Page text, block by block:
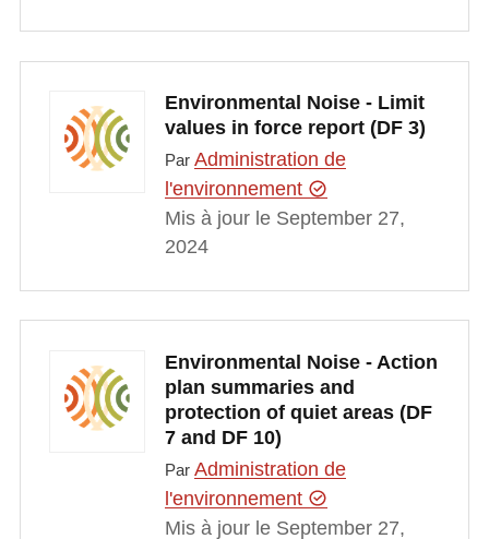
Environmental Noise - Limit
values in force report (DF 3)
Par Administration de
l'environnement
Mis à jour le September 27,
2024
Environmental Noise - Action
plan summaries and
protection of quiet areas (DF
7 and DF 10)
Par Administration de
l'environnement
Mis à jour le September 27,